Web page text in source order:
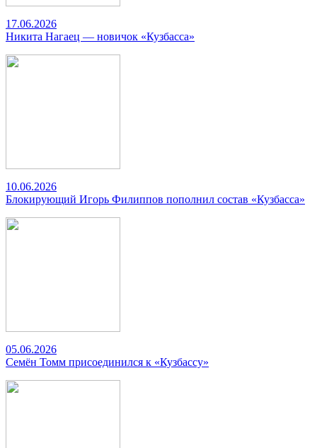
17.06.2026
Никита Нагаец — новичок «Кузбасса»
10.06.2026
Блокирующий Игорь Филиппов пополнил состав «Кузбасса»
05.06.2026
Семён Томм присоединился к «Кузбассу»